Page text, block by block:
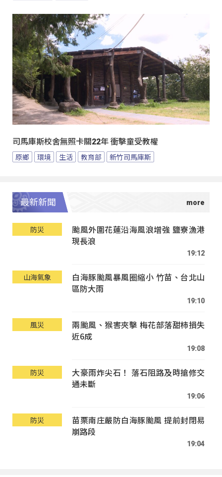
司馬庫斯校舍無照卡關22年 衝擊童受教權
原鄉 環境 生活 教育部 新竹司馬庫斯
最新新聞
防災
颱風外圍花蓮沿海風浪增強 鹽寮漁港
現長浪
19:12
山海氣象
白海豚颱風暴風圈縮小 竹苗、台北山
區防大雨
19:10
風災
兩颱風、猴害夾擊 梅花部落甜柿損失
近6成
19:08
防災
大豪雨炸尖石！ 落石阻路及時搶修交
通未斷
19:06
防災
苗栗南庄嚴防白海豚颱風 提前封閉易
崩路段
19:04